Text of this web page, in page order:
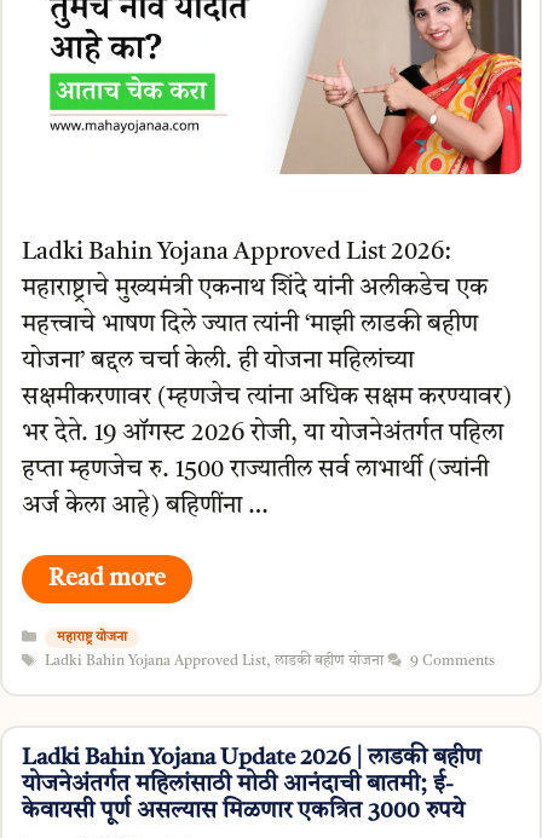
Ladki Bahin Yojana Approved List 2026:
महाराष्ट्राचे मुख्यमंत्री एकनाथ शिंदे यांनी अलीकडेच एक
महत्त्वाचे भाषण दिले ज्यात त्यांनी ‘माझी लाडकी बहीण
योजना’ बद्दल चर्चा केली. ही योजना महिलांच्या
सक्षमीकरणावर (म्हणजेच त्यांना अधिक सक्षम करण्यावर)
भर देते. 19 ऑगस्ट 2026 रोजी, या योजनेअंतर्गत पहिला
हप्ता म्हणजेच रु. 1500 राज्यातील सर्व लाभार्थी (ज्यांनी
अर्ज केला आहे) बहिणींना …
Read more
Categories
महाराष्ट्र योजना
Tags
Ladki Bahin Yojana Approved List, लाडकी बहीण योजना 9 Comments
Ladki Bahin Yojana Update 2026 | लाडकी बहीण
योजनेअंतर्गत महिलांसाठी मोठी आनंदाची बातमी; ई-
केवायसी पूर्ण असल्यास मिळणार एकत्रित 3000 रुपये